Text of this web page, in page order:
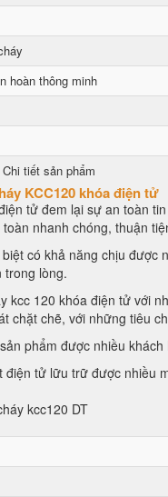
hoàn thông minh
Chi tiết sản phẩm
KCC120 khóa điện tử
tử đem lại sự an toàn
nhanh chóng, thuận
có khả năng chịu được
trong lòng.
kcc 120 khóa điện tử với
chặt chẽ, với những tiêu
phẩm được nhiều
điện tử lữu trữ được nhiều